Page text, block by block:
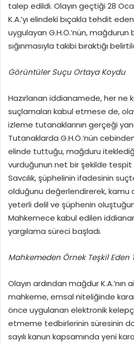
talep edildi. Olayın geçtiği 28
K.A.’yı elindeki bıçakla tehdit
uygulayan G.H.Ö.’nün, mağdurun
sığınmasıyla takibi bıraktığı
Görüntüler Suçu Ortaya Koydu
Hazırlanan iddianamede, her ne
suçlamaları kabul etmese de,
izleme tutanaklarının gerçeği
Tutanaklarda G.H.Ö.’nün
elinde tuttuğu, mağduru
vurduğunun net bir şekilde
Savcılık, şüphelinin ifadesinin
olduğunu değerlendirerek, kamu
yeterli delil ve şüphenin
Mahkemece kabul edilen
yargılama süreci başladı.
Mahkemeden Örnek Teşkil Eden
Olayın ardından mağdur
mahkeme, emsal niteliğinde
önce uygulanan elektronik
etmeme tedbirlerinin süresinin
sayılı kanun kapsamında yeni